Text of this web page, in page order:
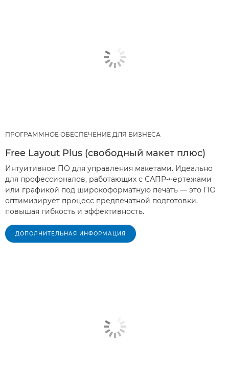
ПРОГРАММНОЕ ОБЕСПЕЧЕНИЕ ДЛЯ БИЗНЕСА
Free Layout Plus (свободный макет плюс)
Интуитивное ПО для управления макетами. Идеально
для профессионалов, работающих с САПР-чертежами
или графикой под широкоформатную печать — это ПО
оптимизирует процесс предпечатной подготовки,
повышая гибкость и эффективность.
ДОПОЛНИТЕЛЬНАЯ ИНФОРМАЦИЯ